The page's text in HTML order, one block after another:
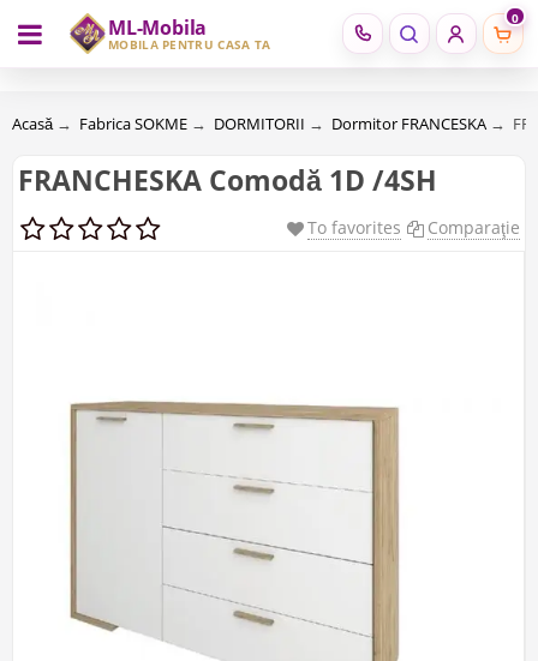
ML-Mobila
MOBILĂ PENTRU CASA TA
0
RU RO
Acasă → Fabrica SOKME → DORMITORII → Dormitor FRANCESKA →
FRANCHESKA Comodă 1D /4SH
To favorites Comparaţie